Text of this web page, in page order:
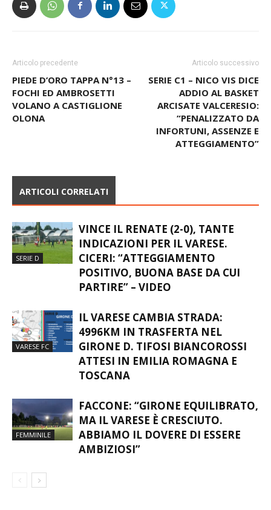
Articolo precedente
PIEDE D’ORO TAPPA N°13 –
FOCHI ED AMBROSETTI
VOLANO A CASTIGLIONE
OLONA
Articolo successivo
SERIE C1 – NICO VIS DICE
ADDIO AL BASKET
ARCISATE VALCERESIO:
“PENALIZZATO DA
INFORTUNI, ASSENZE E
ATTEGGIAMENTO”
ARTICOLI CORRELATI
SERIE D
VINCE IL RENATE (2-0), TANTE
INDICAZIONI PER IL VARESE.
CICERI: “ATTEGGIAMENTO
POSITIVO, BUONA BASE DA CUI
PARTIRE” – VIDEO
VARESE FC
IL VARESE CAMBIA STRADA:
4996KM IN TRASFERTA NEL
GIRONE D. TIFOSI BIANCOROSSI
ATTESI IN EMILIA ROMAGNA E
TOSCANA
FEMMINILE
FACCONE: “GIRONE EQUILIBRATO,
MA IL VARESE È CRESCIUTO.
ABBIAMO IL DOVERE DI ESSERE
AMBIZIOSI”